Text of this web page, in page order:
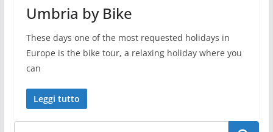
Umbria by Bike
These days one of the most requested holidays in
Europe is the bike tour, a relaxing holiday where you
can
Leggi tutto